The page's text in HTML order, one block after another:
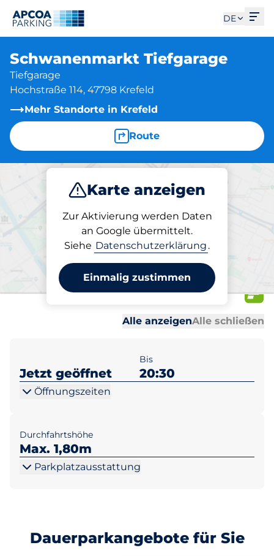
DE
Schwanenmarkt Tiefgarage
Tiefgarage
Hochstraße 114, 47798 Krefeld
Mehr Standorte in Krefeld
Route
Karte anzeigen
Zur Aktivierung werden Daten
an Google übermittelt.
Siehe Datenschutzerklärung .
Einmalig zustimmen
Parken Abo
Abos am Standort
Schwanenmarkt
Tiefgarage
Alle anzeigenAlle schließen
Jetzt geöffnet
Bis
20:30
Öffnungszeiten
Durchfahrtshöhe
Max. 1,80m
Parkplatzausstattung
Dauerparkangebote für Sie